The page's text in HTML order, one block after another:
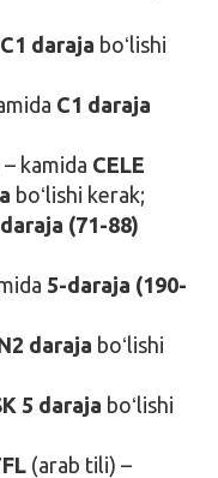
C1 daraja boʻlishi
C1 daraja
kamida CELE
boʻlishi kerak;
(71-88)
5-daraja (190-
daraja boʻlishi
5 daraja boʻlishi
(arab tili) –